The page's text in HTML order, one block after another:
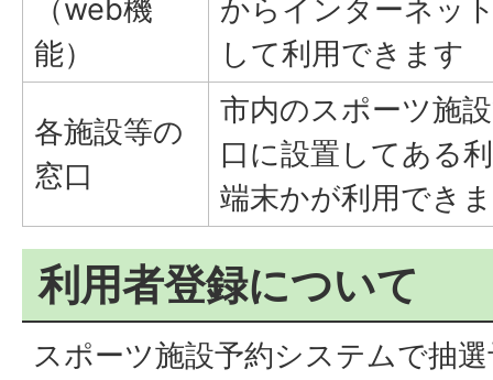
（web機
能）
からインターネッ
して利用できます
各施設等の
窓口
市内のスポーツ施
口に設置してある
端末かが利用でき
利用者登録について
スポーツ施設予約システムで抽